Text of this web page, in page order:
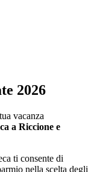
2026
vacanza
a Riccione e
ti consente di
nella scelta degli